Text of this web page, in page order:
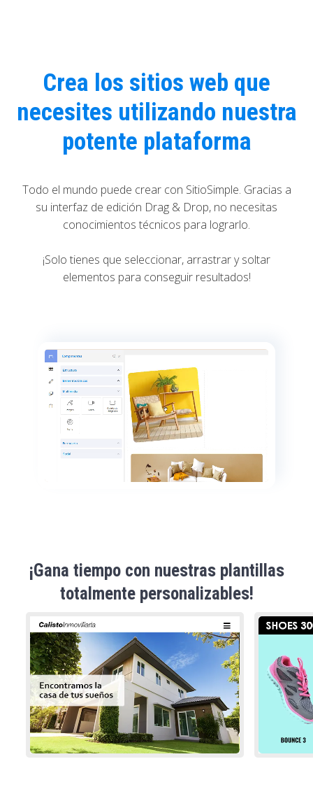
Crea los sitios web que
necesites utilizando nuestra
potente plataforma
Todo el mundo puede crear con SitioSimple. Gracias a
su interfaz de edición Drag & Drop, no necesitas
conocimientos técnicos para lograrlo.
¡Solo tienes que seleccionar, arrastrar y soltar
elementos para conseguir resultados!
¡Gana tiempo con nuestras plantillas
totalmente personalizables!